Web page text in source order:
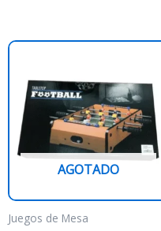
AGOTADO
Juegos de Mesa